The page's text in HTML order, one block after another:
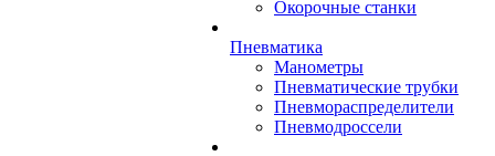
Окорочные станки
Пневматика
Манометры
Пневматические трубки
Пневмораспределители
Пневмодроссели